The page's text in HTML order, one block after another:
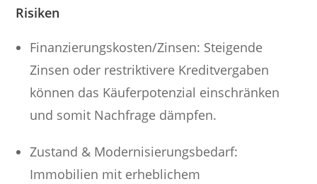
Risiken
Finanzierungskosten/Zinsen: Steigende
Zinsen oder restriktivere Kreditvergaben
können das Käuferpotenzial einschränken
und somit Nachfrage dämpfen.
Zustand & Modernisierungsbedarf:
Immobilien mit erheblichem